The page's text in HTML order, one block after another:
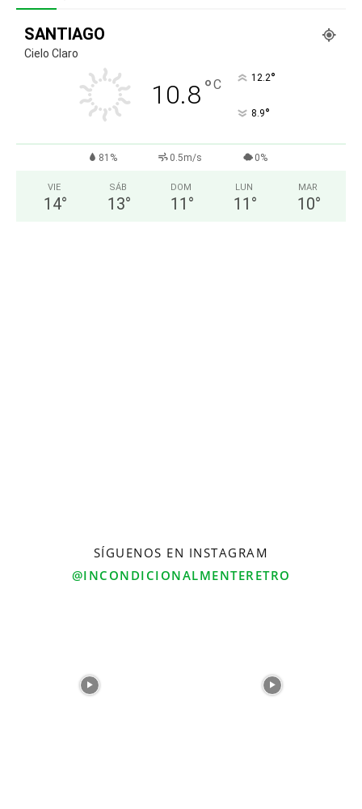
SANTIAGO
Cielo Claro
10.8°C 12.2°
8.9°
81% 0.5m/s 0%
VIE
14°
SÁB
13°
DOM
11 °
LUN
11 °
MAR
10°
SÍGUENOS EN INSTAGRAM
@INCONDICIONALMENTERETRO